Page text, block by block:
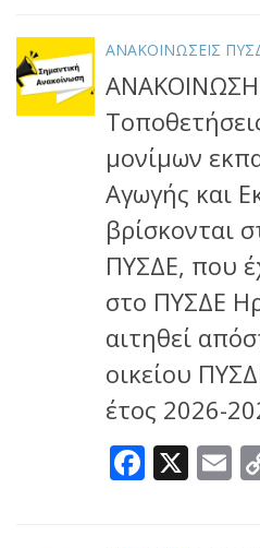
ΑΝΑΚΟΙΝΩΣΕΙΣ
μονίμων
Αγωγής και
βρίσκονται
ΠΥΣΔΕ, που
στο ΠΥΣΔΕ
αιτηθεί
οικείου
έτος 2026-
X